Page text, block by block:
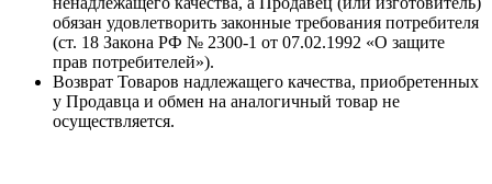
обязан удовлетворить законные требования потребителя
(ст. 18 Закона РФ № 2300-1 от 07.02.1992 «О защите
прав потребителей»).
Возврат Товаров надлежащего качества, приобретенных
у Продавца и обмен на аналогичный товар не
осуществляется.